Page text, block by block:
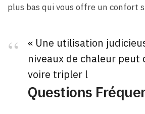
plus bas qui vous offre un confort
« Une utilisation
niveaux de chaleur peut
voire tripler l
Questions